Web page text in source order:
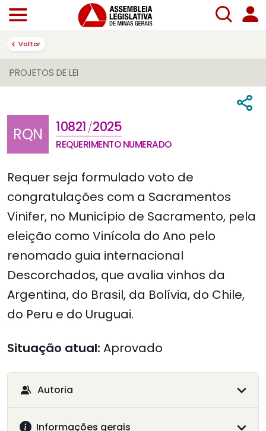
Voltar
PROJETOS DE LEI
RQN 10821 /2025
REQUERIMENTO NUMERADO
Requer seja formulado voto de
congratulações com a Sacramentos
Vinifer, no Município de Sacramento, pela
eleição como Vinícola do Ano pelo
renomado guia internacional
Descorchados, que avalia vinhos da
Argentina, do Brasil, da Bolívia, do Chile,
do Peru e do Uruguai.
Situação atual: Aprovado
Autoria
Informações gerais